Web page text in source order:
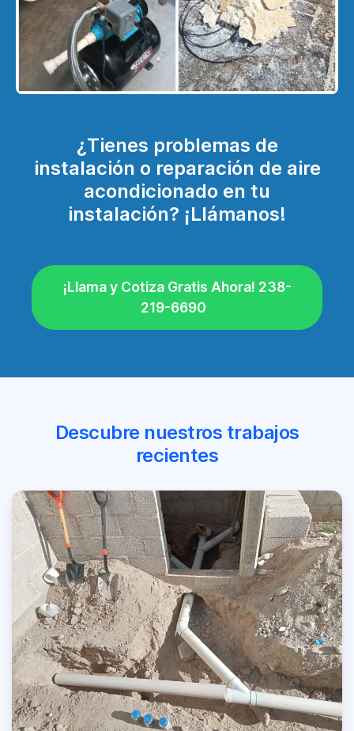
¿Tienes problemas de
instalación o reparación de aire
acondicionado en tu
instalación? ¡Llámanos!
¡Llama y Cotiza Gratis Ahora! 238-
219-6690
Descubre nuestros trabajos
recientes